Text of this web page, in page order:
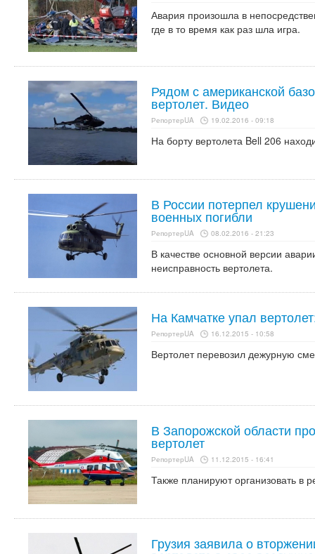
Авария произошла в
где в то время как раз шла игра.
Рядом с американской
вертолет. Видео
РепортерUA 19.02.2016 - 09:18
На борту вертолета Bell 206
В России потерпел
военных погибли
РепортерUA 08.02.2016 - 21:23
В качестве основной версии
неисправность вертолета.
На Камчатке упал
РепортерUA 16.12.2015 - 10:58
Вертолет перевозил дежурную
В Запорожской области
вертолет
РепортерUA 11.12.2015 - 16:41
Также планируют организовать в
Грузия заявила о